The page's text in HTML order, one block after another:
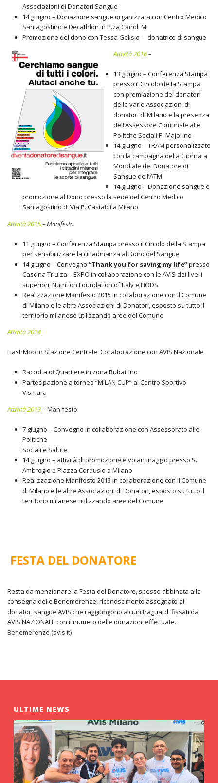
Associazioni di Donatori Sangue
14 giugno – Donazione sangue organizzata con Centro Medico
Santagostino e Decathlon in P.za Cairoli MI
Promozione del dono con Tessa Gelisio – donatrice di sangue
Attività 2016–
13 giugno – Conferenza Stampa
presso il Circolo della Stampa
con premiazione dei donatori
delle varie Associazioni di
donatori di Milano e la presenza
dell’Assessore Comunale alle
Politche Sociali P. Majorino
14 giugno – TRAM personalizzato
con la campagna della Giornata
Mondiale del Donatore di
Sangue dell’ATM
14 giugno – Donazione sangue e
promozione al Dono presso la sede del Centro Medico
Santagostino di Via P. Castaldi a Milano
Attività 2015–Manifesto
11 giugno – Conferenza Stampa presso il Circolo della Stampa
per sensibilizzare la cittadinanza al Dono del Sangue
14 giugno – Convegno “Thank you for saving my life”presso
Cascina Triulza – EXPO in collaborazione con le AVIS dei livelli
superiori, Nutrition Foundation of Italy e FIODS
Realizzazione Manifesto 2015 in collaborazione con il Comune
di Milano e le altre Associazioni di Donatori, esposto su tutto il
territorio milanese utilizzando aree del Comune
Attività 2014
FlashMob in Stazione Centrale_Collaborazione con AVIS Nazionale
Raccolta di Quartiere in zona Rubattino
Partecipazione a torneo “MILAN CUP” al Centro Sportivo
Vismara
Attività 2013– Manifesto
7 giugno – Convegno in collaborazione con Assessorato alle
Politiche
Sociali e Salute
14 giugno – attività di promozione e volantinaggio presso S.
Ambrogio e Piazza Cordusio a Milano
Realizzazione Manifesto 2013 in collaborazione con il Comune
di Milano e le altre Associazioni di Donatori, esposto su tutto il
territorio milanese utilizzando aree del Comune
FESTA DEL DONATORE
Resta da menzionare la Festa del Donatore, spesso abbinata alla
consegna delle Benemerenze, riconoscimento assegnato ai
donatori sangue AVIS che raggiungono alcuni traguardi fissati da
AVIS NAZIONALE con il numero delle donazioni effettuate.
Benemerenze (avis.it)
ULTIME NEWS